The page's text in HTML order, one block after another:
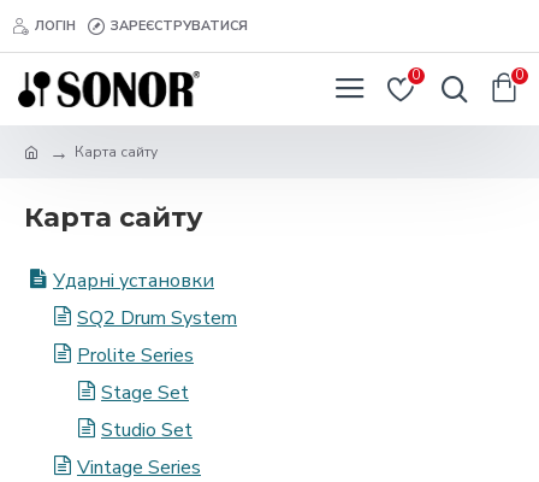
ЛОГІН ЗАРЕЄСТРУВАТИСЯ
0 0
Карта сайту
Карта сайту
Ударні установки
SQ2 Drum System
Prolite Series
Stage Set
Studio Set
Vintage Series